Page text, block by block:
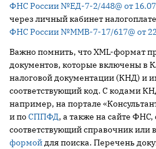
ФНС России №ЕД-7-2/448@ от
через личный кабинет
ФНС России №ММВ-7-17/617@ от
Важно помнить, что XML-формат
документов, которые включены в
налоговой документации (КНД) и
соответствующий код. С кодами
например, на портале
и поСППФД, а также на сайте ФНС,
соответствующий справочник или
формойдля поиска. Перечень